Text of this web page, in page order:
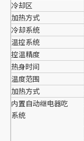
冷却区
加热方式
冷却系统
温控系统
控温精度
热身时间
温度范围
加热方式
内置自动继电器吃
系统